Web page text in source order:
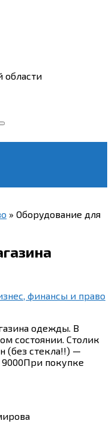
области
» Оборудование для
финансы и право
одежды. В
состоянии. Столик
(без стекла!!) —
покупке